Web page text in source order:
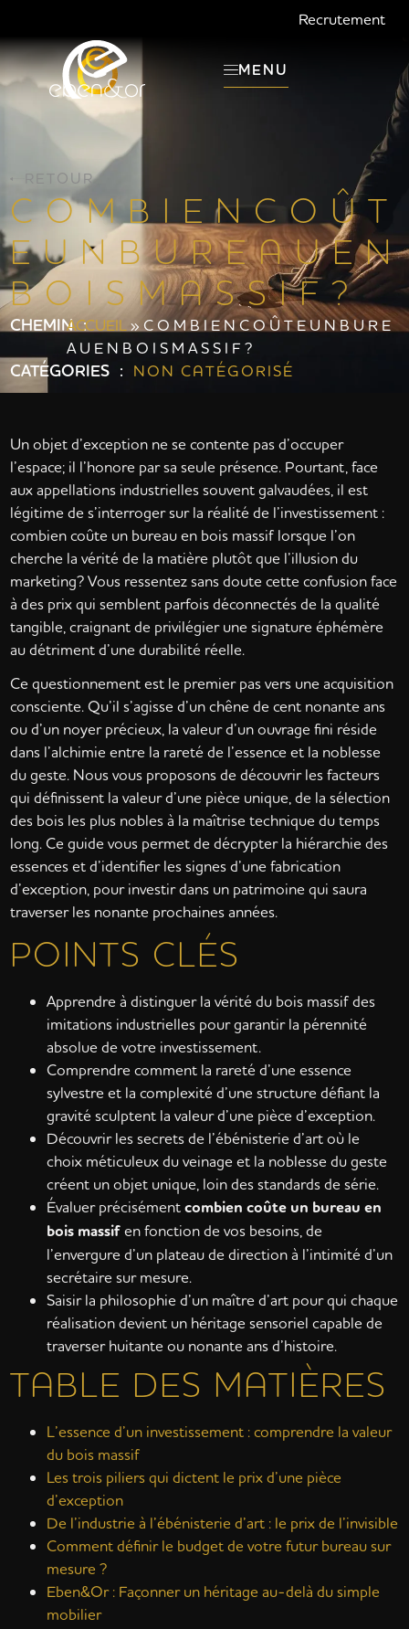
Recrutement
MENU
RETOUR
C O M B I E N C O Û T
E U N B U R E A U E N
B O I S M A S S I F ?
CHEMIN :ACCUEIL» C O M B I E N C O Û T E U N B U R E
A U E N B O I S M A S S I F ?
CATÉGORIES : NON CATÉGORISÉ
Un objet d’exception ne se contente pas d’occuper
l’espace; il l’honore par sa seule présence. Pourtant, face
aux appellations industrielles souvent galvaudées, il est
légitime de s’interroger sur la réalité de l’investissement :
combien coûte un bureau en bois massif lorsque l’on
cherche la vérité de la matière plutôt que l’illusion du
marketing? Vous ressentez sans doute cette confusion face
à des prix qui semblent parfois déconnectés de la qualité
tangible, craignant de privilégier une signature éphémère
au détriment d’une durabilité réelle.
Ce questionnement est le premier pas vers une acquisition
consciente. Qu’il s’agisse d’un chêne de cent nonante ans
ou d’un noyer précieux, la valeur d’un ouvrage fini réside
dans l’alchimie entre la rareté de l’essence et la noblesse
du geste. Nous vous proposons de découvrir les facteurs
qui définissent la valeur d’une pièce unique, de la sélection
des bois les plus nobles à la maîtrise technique du temps
long. Ce guide vous permet de décrypter la hiérarchie des
essences et d’identifier les signes d’une fabrication
d’exception, pour investir dans un patrimoine qui saura
traverser les nonante prochaines années.
POINTS CLÉS
Apprendre à distinguer la vérité du bois massif des
imitations industrielles pour garantir la pérennité
absolue de votre investissement.
Comprendre comment la rareté d’une essence
sylvestre et la complexité d’une structure défiant la
gravité sculptent la valeur d’une pièce d’exception.
Découvrir les secrets de l’ébénisterie d’art où le
choix méticuleux du veinage et la noblesse du geste
créent un objet unique, loin des standards de série.
Évaluer précisémentcombien coûte un bureau en
bois massifen fonction de vos besoins, de
l’envergure d’un plateau de direction à l’intimité d’un
secrétaire sur mesure.
Saisir la philosophie d’un maître d’art pour qui chaque
réalisation devient un héritage sensoriel capable de
traverser huitante ou nonante ans d’histoire.
TABLE DES MATIÈRES
L’essence d’un investissement : comprendre la valeur
du bois massif
Les trois piliers qui dictent le prix d’une pièce
d’exception
De l’industrie à l’ébénisterie d’art : le prix de l’invisible
Comment définir le budget de votre futur bureau sur
mesure ?
Eben&Or : Façonner un héritage au-delà du simple
mobilier